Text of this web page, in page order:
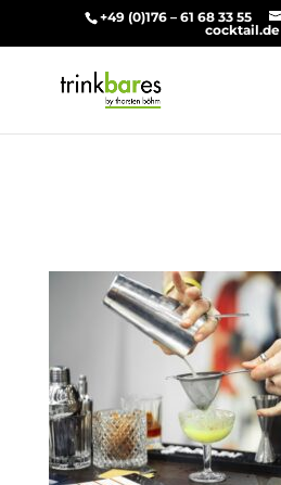
+49 (0)176 – 61 68 33 55
cocktail.de